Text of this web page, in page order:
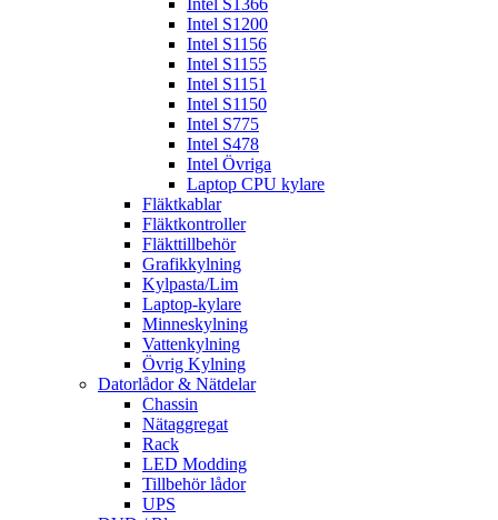
Intel S1366
Intel S1200
Intel S1156
Intel S1155
Intel S1151
Intel S1150
Intel S775
Intel S478
Intel Övriga
Laptop CPU kylare
Fläktkablar
Fläktkontroller
Fläkttillbehör
Grafikkylning
Kylpasta/Lim
Laptop-kylare
Minneskylning
Vattenkylning
Övrig Kylning
Datorlådor & Nätdelar
Chassin
Nätaggregat
Rack
LED Modding
Tillbehör lådor
UPS